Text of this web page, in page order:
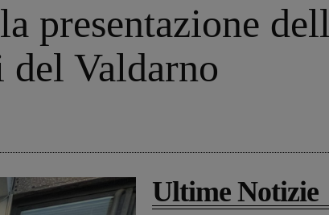
presentazione
del Valdarno
Ultime Notizie